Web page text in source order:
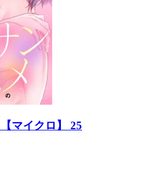
マイクロ】 25